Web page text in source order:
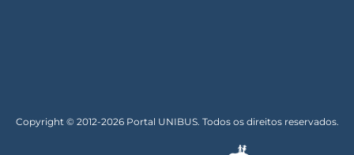
Copyright © 2012-2026 Portal UNIBUS. Todos os direitos reservados.